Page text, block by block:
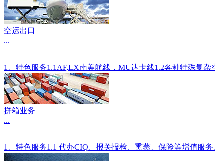
空运出口
...
1、特色服务1.1AF,LX南美航线，MU达卡线1.2各种特殊复杂
拼箱业务
...
1、特色服务1.1 代办CIQ、报关报检、熏蒸、保险等增值服